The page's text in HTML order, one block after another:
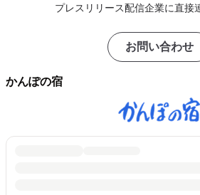
プレスリリース配信企業に直接
お問い合わせ
かんぽの宿